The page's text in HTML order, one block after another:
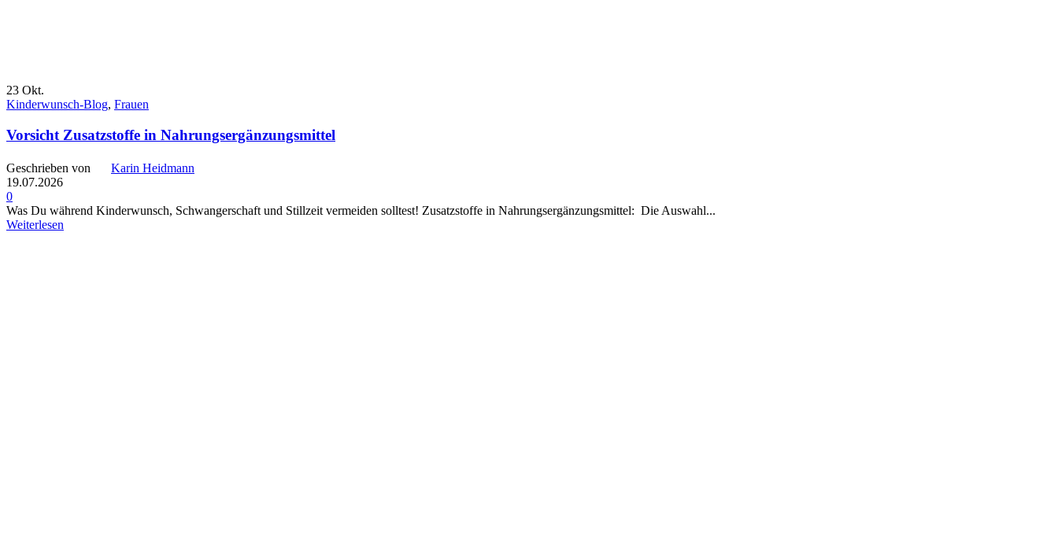
23 Okt.
Kinderwunsch-Blog, Frauen
Vorsicht Zusatzstoffe in Nahrungsergänzungsmittel
Geschrieben von
Karin Heidmann
19.07.2026
0
Was Du während Kinderwunsch, Schwangerschaft und Stillzeit vermeiden solltest! Zusatzstoffe in Nahrungsergänzungsmittel: Die Auswahl...
Weiterlesen